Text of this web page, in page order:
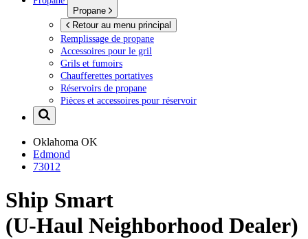
Propane
Retour au menu principal
Remplissage de propane
Accessoires pour le gril
Grils et fumoirs
Chaufferettes portatives
Réservoirs de propane
Pièces et accessoires pour réservoir
Oklahoma OK
Edmond
73012
Ship Smart
(U-Haul Neighborhood Dealer)